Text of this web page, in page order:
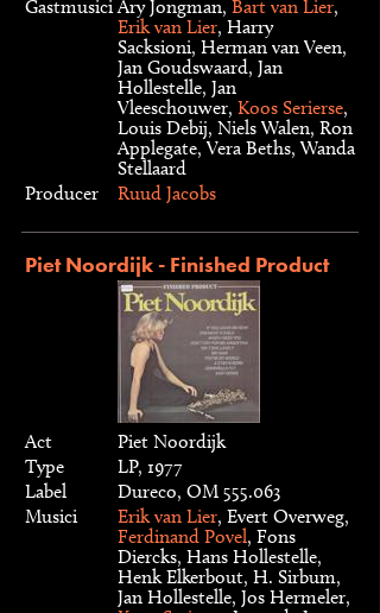
Gastmusici Ary Jongman, Bart van Lier,
Erik van Lier, Harry
Sacksioni, Herman van Veen,
Jan Goudswaard, Jan
Hollestelle, Jan
Vleeschouwer, Koos Serierse,
Louis Debij, Niels Walen, Ron
Applegate, Vera Beths, Wanda
Stellaard
Producer
Ruud Jacobs
Piet Noordijk - Finished Product
Act
Piet Noordijk
Type
LP, 1977
Label
Dureco, OM 555.063
Musici
Erik van Lier, Evert Overweg,
Ferdinand Povel, Fons
Diercks, Hans Hollestelle,
Henk Elkerbout, H. Sirbum,
Jan Hollestelle, Jos Hermeler,